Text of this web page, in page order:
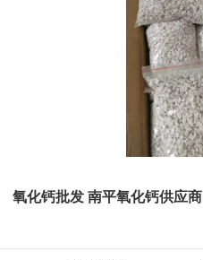
氧化钙批发 南平氧化钙供应商